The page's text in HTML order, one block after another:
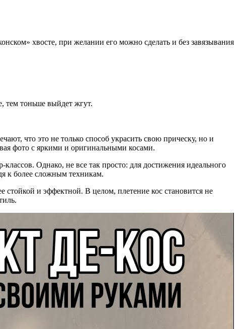
хвосте, при желании его можно сделать и без завязывания
тем тоньше выйдет жгут.
что это не только способ украсить свою прическу, но и
фото с яркими и оригинальными косами.
Однако, не все так просто: для достижения идеального
к более сложным техникам.
стойкой и эффектной. В целом, плетение кос становится не